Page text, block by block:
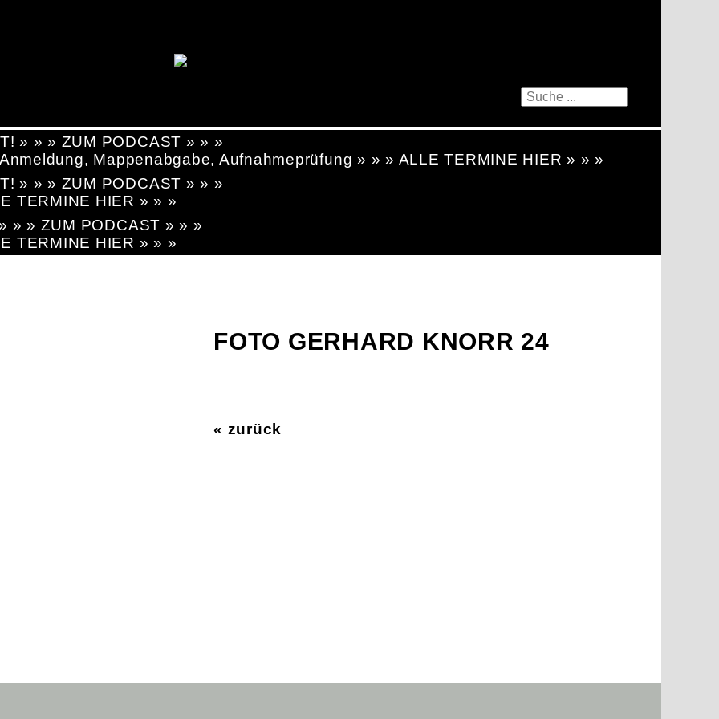
» » » ZUM PODCAST » » »
Mappenabgabe, Aufnahmeprüfung » » » ALLE TERMINE HIER » » »
» » » ZUM PODCAST » » »
TERMINE HIER » » »
» » ZUM PODCAST » » »
TERMINE HIER » » »
FOTO GERHARD KNORR 24
« zurück